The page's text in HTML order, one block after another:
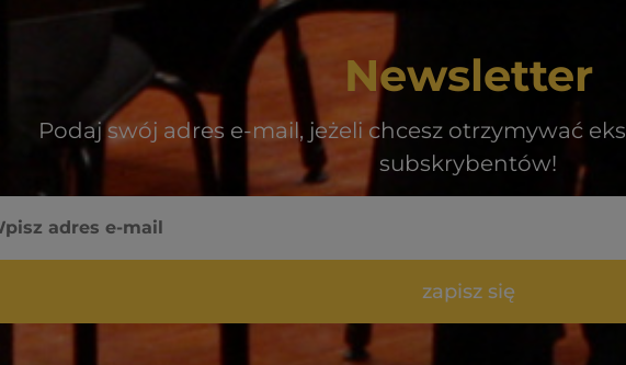
Newsletter
Podaj swój adres e-mail, jeżeli chcesz otrzymywać
subskrybentów!
zapisz się